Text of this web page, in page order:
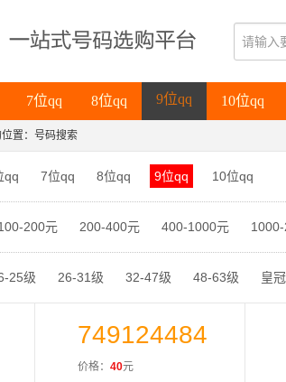
7位qq 8位qq 9位qq 10位qq
10位qq
置：号码搜索
qq 7位qq 8位qq 9位qq 10位qq
200元 200-400元 400-1000元
25级 26-31级 32-47级 48-63级 皇冠
749124484
价格： 40元